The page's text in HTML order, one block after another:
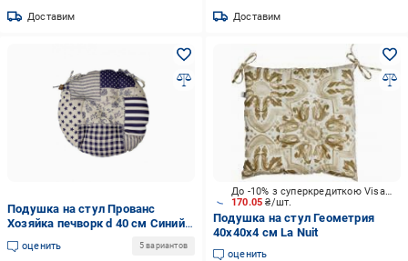
Доставим Доставим
Подушка на стул Прованс
Хозяйка печворк d 40 см Синий
(31614)
оценить 5 вариантов
170.05₴/шт.
До -10% з суперкредиткою Visa Вигода
Подушка на стул Геометрия
40х40х4 см La Nuit
оценить